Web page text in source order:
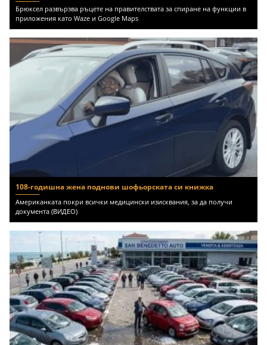
Брюксел развързва ръцете на правителствата за спиране на функции в
приложения като Waze и Google Maps
108-годишна жена поднови шофьорската си книжка
Американката покри всички медицински изисквания, за да получи
документа (ВИДЕО)